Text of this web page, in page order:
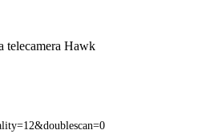
telecamera Hawk